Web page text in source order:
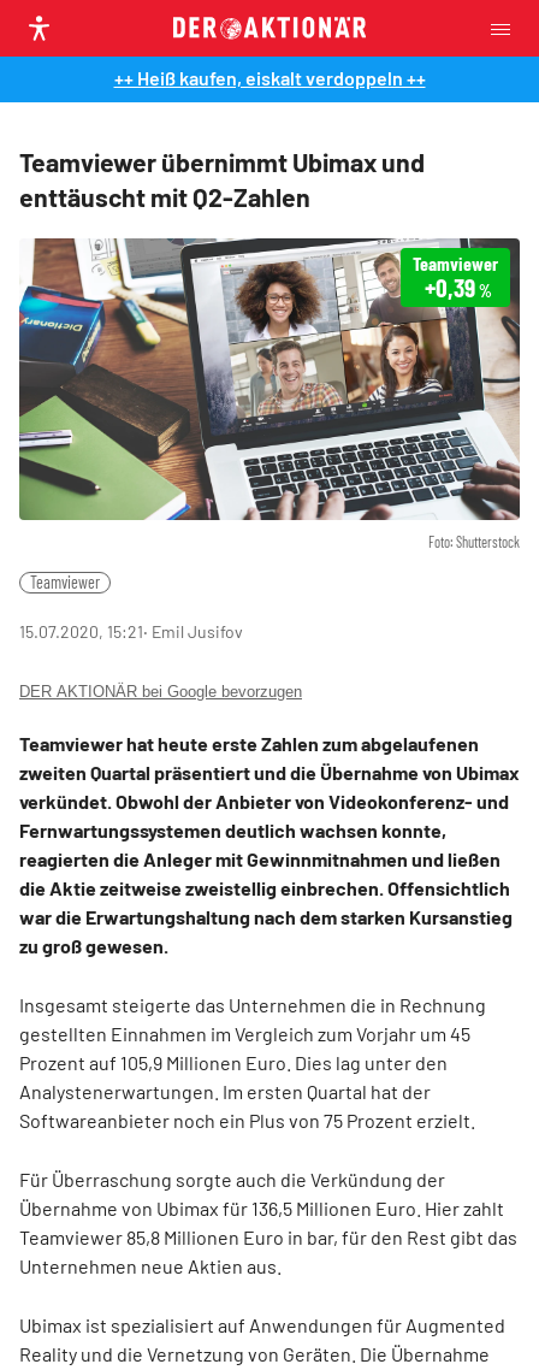
++ Heiß kaufen, eiskalt verdoppeln ++
Teamviewer übernimmt Ubimax und
enttäuscht mit Q2-Zahlen
Foto: Shutterstock
Teamviewer
+0,39 %
Teamviewer
15.07.2020, 15:21‧ Emil Jusifov
DER AKTIONÄR bei Google bevorzugen
Teamviewer hat heute erste Zahlen zum abgelaufenen
zweiten Quartal präsentiert und die Übernahme von Ubimax
verkündet. Obwohl der Anbieter von Videokonferenz- und
Fernwartungssystemen deutlich wachsen konnte,
reagierten die Anleger mit Gewinnmitnahmen und ließen
die Aktie zeitweise zweistellig einbrechen. Offensichtlich
war die Erwartungshaltung nach dem starken Kursanstieg
zu groß gewesen.
Insgesamt steigerte das Unternehmen die in Rechnung
gestellten Einnahmen im Vergleich zum Vorjahr um 45
Prozent auf 105,9 Millionen Euro. Dies lag unter den
Analystenerwartungen. Im ersten Quartal hat der
Softwareanbieter noch ein Plus von 75 Prozent erzielt.
Für Überraschung sorgte auch die Verkündung der
Übernahme von Ubimax für 136,5 Millionen Euro. Hier zahlt
Teamviewer 85,8 Millionen Euro in bar, für den Rest gibt das
Unternehmen neue Aktien aus.
Ubimax ist spezialisiert auf Anwendungen für Augmented
Reality und die Vernetzung von Geräten. Die Übernahme